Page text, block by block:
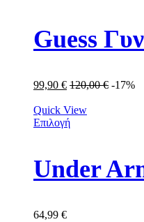
Guess
99,90 € 120,00€ -17%
Quick View
Επιλογή
Under
64,99 €